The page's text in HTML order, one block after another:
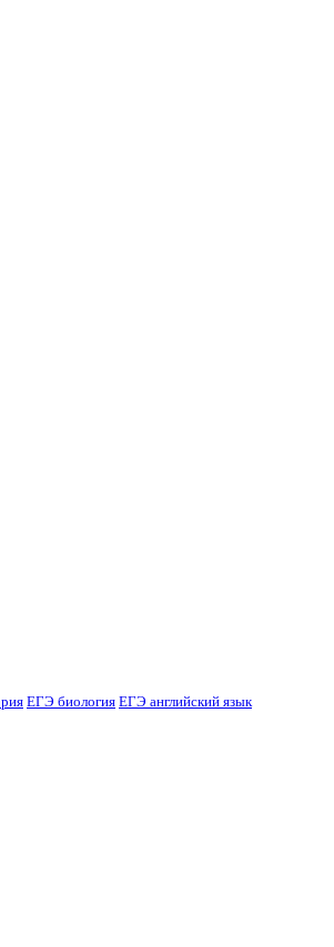
ЕГЭ биология ЕГЭ английский язык